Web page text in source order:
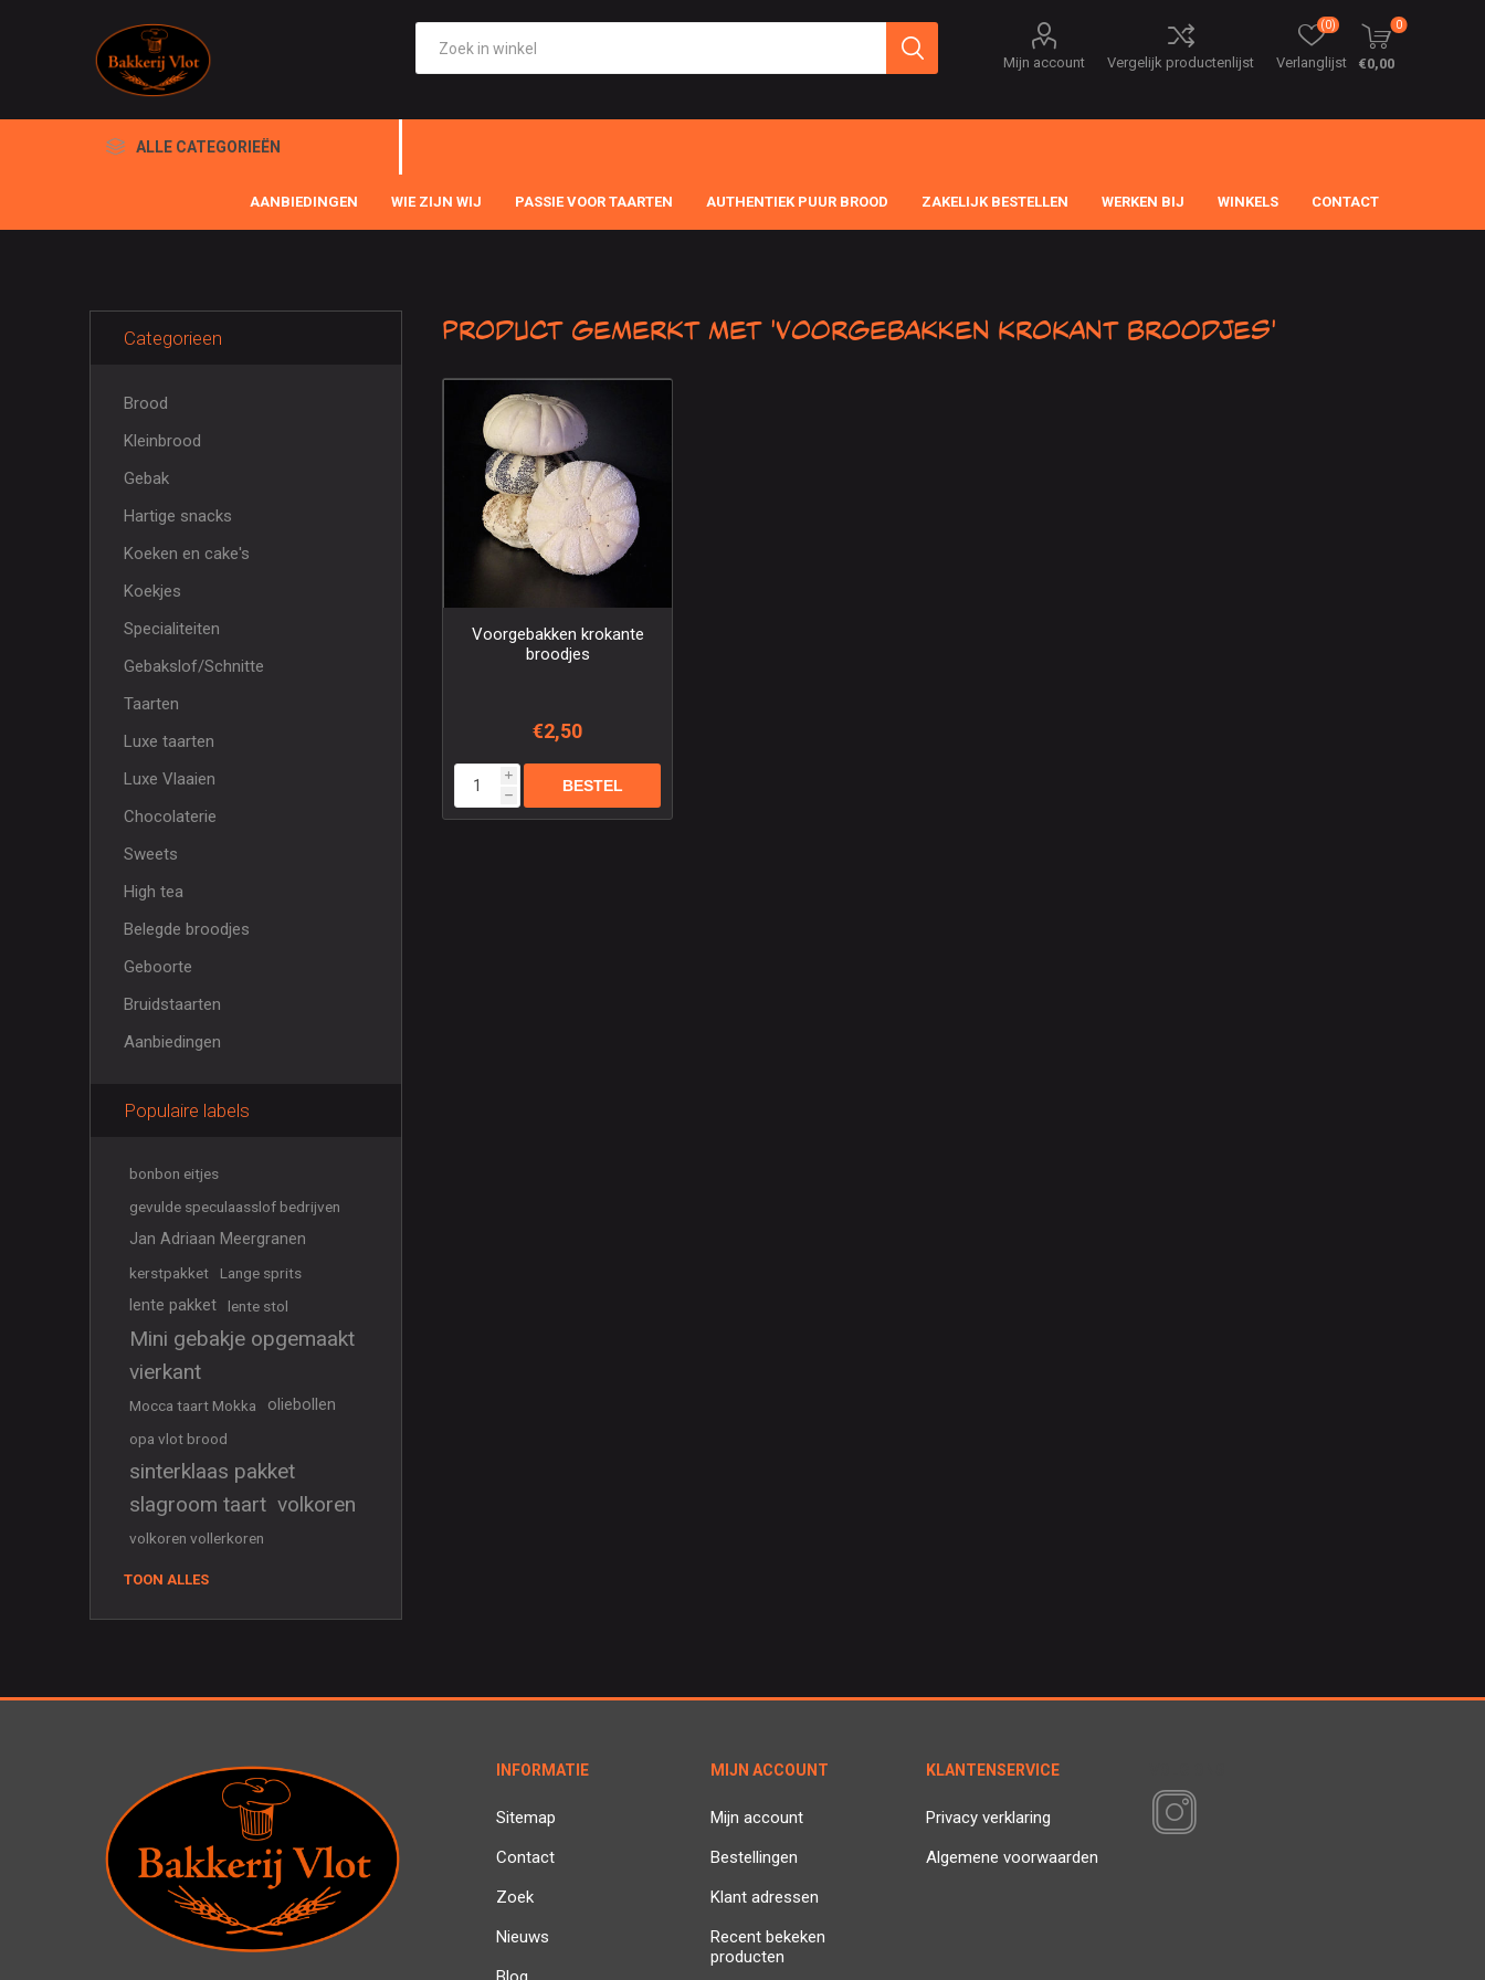
Mijn account Vergelijk productenlijst Verlanglijst
(0) 0
€0,00
ALLE CATEGORIEËN
AANBIEDINGEN WIE ZIJN WIJ PASSIE VOOR TAARTEN AUTHENTIEK PUUR BROOD ZAKELIJK BESTELLEN WERKEN BIJ WINKELS CONTACT
Product gemerkt met 'Voorgebakken krokant broodjes'
Voorgebakken krokante
broodjes
€2,50
i
h
Categorieen
Brood
Kleinbrood
Gebak
Hartige snacks
Koeken en cake's
Koekjes
Specialiteiten
Gebakslof/Schnitte
Taarten
Luxe taarten
Luxe Vlaaien
Chocolaterie
Sweets
High tea
Belegde broodjes
Geboorte
Bruidstaarten
Aanbiedingen
Populaire labels
bonbon eitjes
gevulde speculaasslof bedrijven
Jan Adriaan Meergranen
kerstpakket Lange sprits
lente pakket lente stol
Mini gebakje opgemaakt
vierkant
Mocca taart Mokka oliebollen
opa vlot brood
sinterklaas pakket
slagroom taart volkoren
volkoren vollerkoren
TOON ALLES
INFORMATIE
Sitemap
Contact
Zoek
Nieuws
MIJN ACCOUNT
Mijn account
Bestellingen
Klant adressen
Recent bekeken
producten
KLANTENSERVICE
Privacy verklaring
Algemene voorwaarden